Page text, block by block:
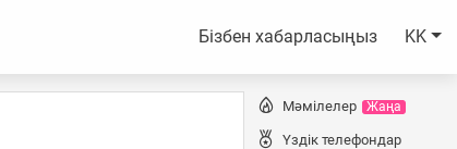
Бізбен хабарласыңыз KK
Мәмілелер Жаңа
Үздік телефондар